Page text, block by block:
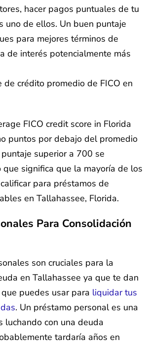
hacer pagos puntuales de tu
uno de ellos. Un buen puntaje
para mejores términos de
de interés potencialmente más
crédito promedio de FICO en
FICO credit score in Florida
puntos por debajo del promedio
superior a 700 se
que significa que la mayoría de los
para préstamos de
en Tallahassee, Florida.
Para Consolidación
son cruciales para la
en Tallahassee ya que te dan
puedes usar para liquidar tus
. Un préstamo personal es una
luchando con una deuda
tardaría años en